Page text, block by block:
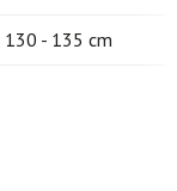
130 - 135 cm